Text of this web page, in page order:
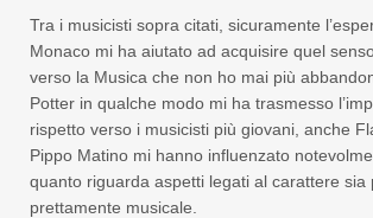
Tra i musicisti sopra citati, sicuramente
Monaco mi ha aiutato ad acquisire quel
verso la Musica che non ho mai più
Potter in qualche modo mi ha trasmesso
rispetto verso i musicisti più giovani, anche
Pippo Matino mi hanno influenzato
quanto riguarda aspetti legati al carattere sia
prettamente musicale.